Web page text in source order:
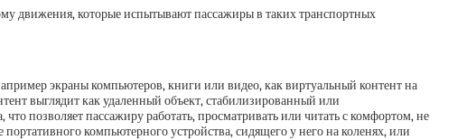
движения, которые испытывают пассажиры в таких транспортных
экраны компьютеров, книги или видео, как виртуальный контент на
выглядит как удаленный объект, стабилизированный или
позволяет пассажиру работать, просматривать или читать с комфортом, не
компьютерного устройства, сидящего у него на коленях, или